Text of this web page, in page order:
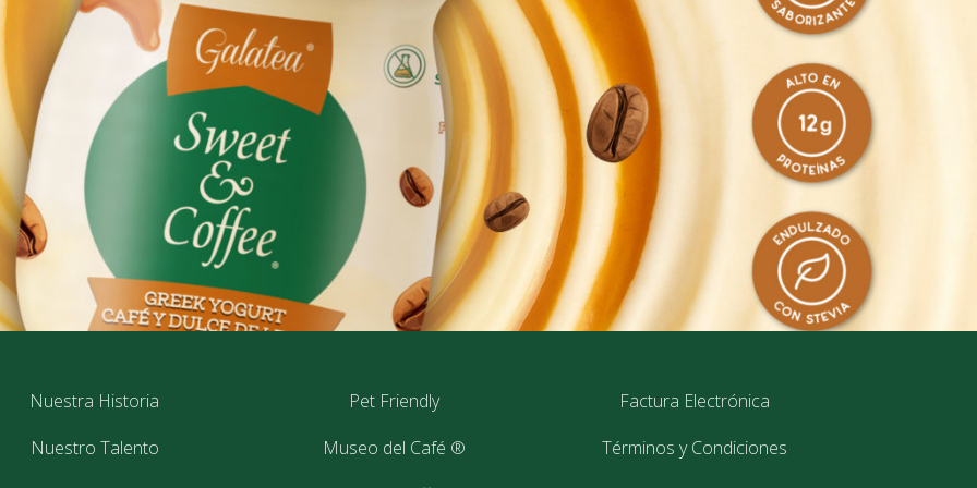
Nuestra Historia
Nuestro Talento
Pet Friendly
Museo del Café ®
Factura Electrónica
Términos y Condiciones